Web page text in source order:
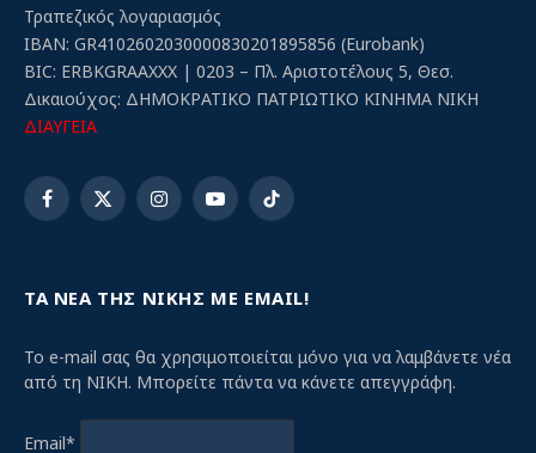
Τραπεζικός λογαριασμός
IBAN: GR4102602030000830201895856 (Eurobank)
BIC: ERBKGRAAXXX | 0203 – Πλ. Αριστοτέλους 5, Θεσ.
Δικαιούχος: ΔΗΜΟΚΡΑΤΙΚΟ ΠΑΤΡΙΩΤΙΚΟ ΚΙΝΗΜΑ ΝΙΚΗ
ΔΙΑΥΓΕΙΑ
Facebook
X
InstagramYouTubeTikTok
ΤΑ ΝΕΑ ΤΗΣ ΝΙΚΗΣ ΜΕ EMAIL!
Το e-mail σας θα χρησιμοποιείται μόνο για να λαμβάνετε νέα
από τη ΝΙΚΗ. Μπορείτε πάντα να κάνετε απεγγράφη.
Email*